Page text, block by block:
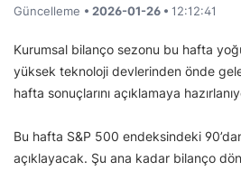
Güncelleme • 2026-01-26 • 12:12:41
Kurumsal bilanço sezonu bu hafta
yüksek teknoloji devlerinden önde
hafta sonuçlarını açıklamaya
Bu hafta S&P 500 endeksindeki
açıklayacak. Şu ana kadar bilanço